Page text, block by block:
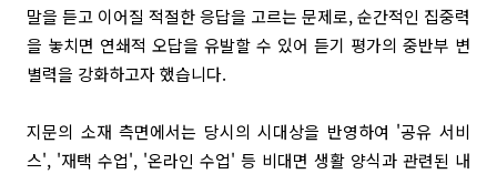
말을 듣고 이어질 적절한 응답을 고르는 문제로, 순간적인 집중력
을 놓치면 연쇄적 오답을 유발할 수 있어 듣기 평가의 중반부 변
별력을 강화하고자 했습니다.
지문의 소재 측면에서는 당시의 시대상을 반영하여 '공유 서비
스', '재택 수업', '온라인 수업' 등 비대면 생활 양식과 관련된 내